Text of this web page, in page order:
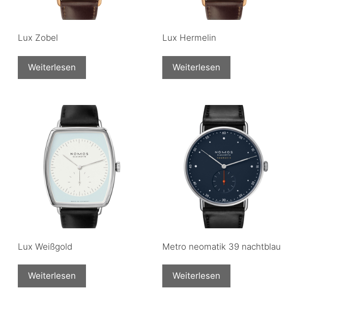
Lux Zobel
Weiterlesen
Lux Hermelin
Weiterlesen
Lux Weißgold
Weiterlesen
Metro neomatik 39 nachtblau
Weiterlesen